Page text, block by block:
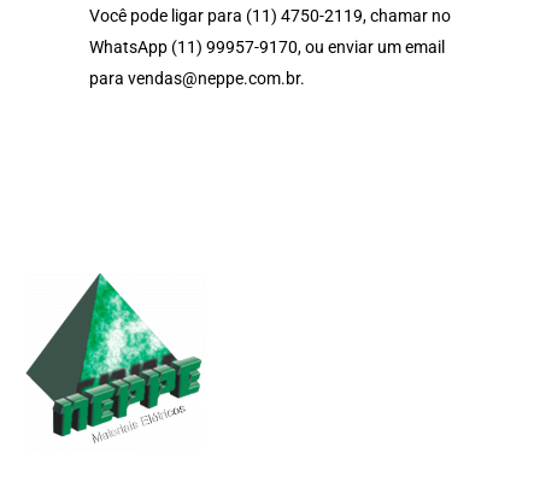
Você pode ligar para (11) 4750-2119, chamar no
WhatsApp (11) 99957-9170, ou enviar um email
para vendas@neppe.com.br.